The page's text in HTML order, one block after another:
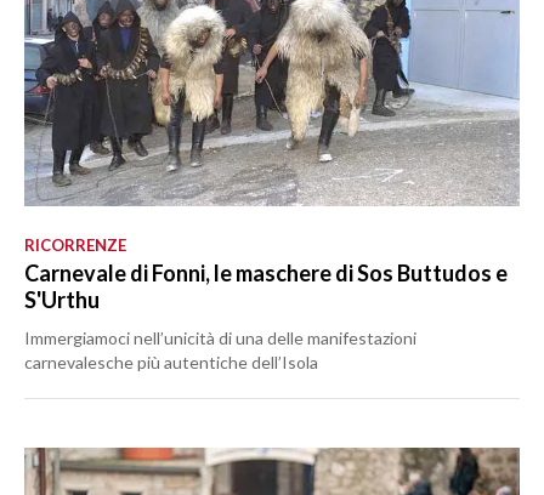
RICORRENZE
Carnevale di Fonni, le maschere di Sos Buttudos e
S'Urthu
Immergiamoci nell’unicità di una delle manifestazioni
carnevalesche più autentiche dell’Isola